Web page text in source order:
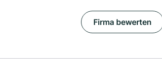
Firma bewerten